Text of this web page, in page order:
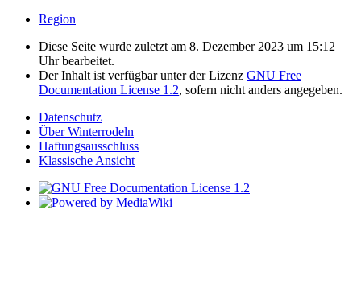
Region
Diese Seite wurde zuletzt am 8. Dezember 2023 um 15:12
Uhr bearbeitet.
Der Inhalt ist verfügbar unter der Lizenz GNU Free
Documentation License 1.2, sofern nicht anders angegeben.
Datenschutz
Über Winterrodeln
Haftungsausschluss
Klassische Ansicht